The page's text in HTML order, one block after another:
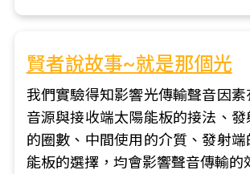
賢者說故事~就是那個光
我們實驗得知影響光傳輸聲音因
音源與接收端太陽能板的接法、發
的圈數、中間使用的介質、發射
能板的選擇，均會影響聲音傳輸的